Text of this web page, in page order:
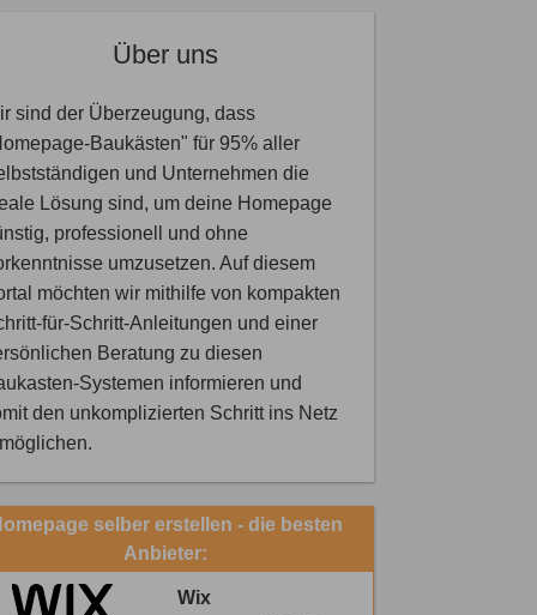
Über uns
sind der Überzeugung, dass
Baukästen" für 95% aller
und Unternehmen die
Lösung sind, um deine Homepage
professionell und ohne
umzusetzen. Auf diesem
möchten wir mithilfe von kompakten
für-Schritt-Anleitungen und einer
Beratung zu diesen
Systemen informieren und
den unkomplizierten Schritt ins Netz
selber erstellen - die besten
Anbieter:
Wix